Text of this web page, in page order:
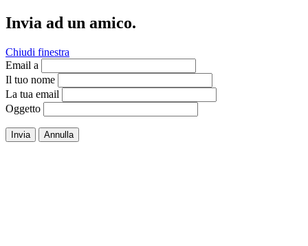
Invia ad un amico.
Chiudi finestra
Email a
Il tuo nome
La tua email
Oggetto
Invia Annulla